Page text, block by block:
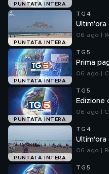
PUNTATA INTERA
PUNTATA INTERA
TG4
Ultim'ora
06 ago |
PUNTATA INTERA
TG5
Prima
06 ago |
PUNTATA INTERA
TG5
Edizione
06 ago |
PUNTATA INTERA
TG4
Ultim'ora
06 ago |
TG5